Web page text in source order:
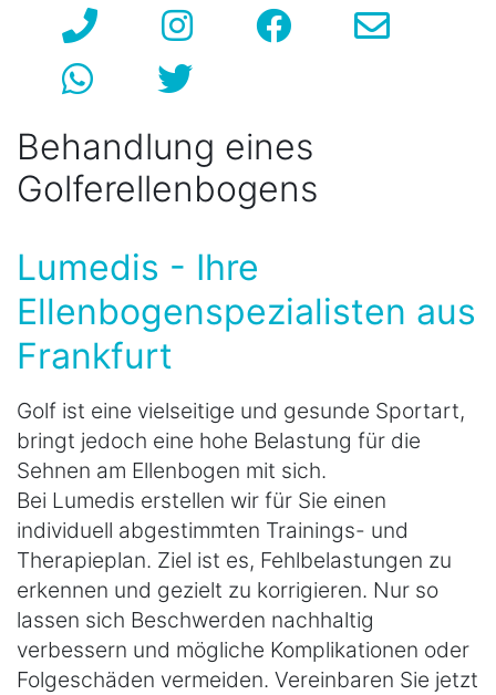
Behandlung eines
Golferellenbogens
Lumedis - Ihre
Ellenbogenspezialisten aus
Frankfurt
Golf ist eine vielseitige und gesunde Sportart,
bringt jedoch eine hohe Belastung für die
Sehnen am Ellenbogen mit sich.
Bei Lumedis erstellen wir für Sie einen
individuell abgestimmten Trainings- und
Therapieplan. Ziel ist es, Fehlbelastungen zu
erkennen und gezielt zu korrigieren. Nur so
lassen sich Beschwerden nachhaltig
verbessern und mögliche Komplikationen oder
Folgeschäden vermeiden. Vereinbaren Sie jetzt